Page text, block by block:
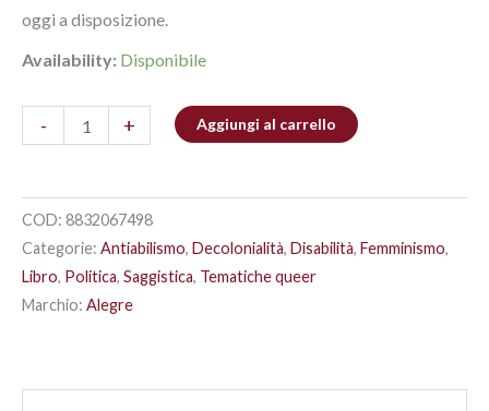
oggi a disposizione.
Availability: Disponibile
- + Aggiungi al carrello
COD: 8832067498
Categorie: Antiabilismo, Decolonialità, Disabilità, Femminismo,
Libro, Politica, Saggistica, Tematiche queer
Marchio: Alegre